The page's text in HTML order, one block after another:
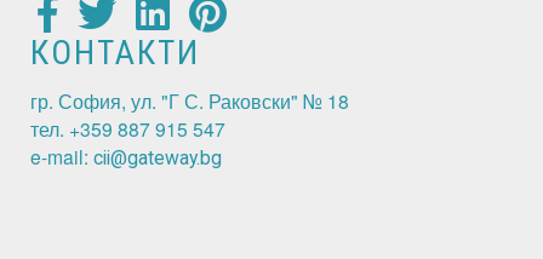
КОНТАКТИ
гр. София, ул. "Г С. Раковски" № 18
тел. +359 887 915 547
e-mail: cii@gateway.bg